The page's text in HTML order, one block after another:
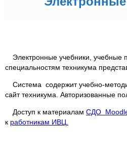
Электронные учебники, учебные
специальностям техникума
Система содержит учебно-
сайт техникума. Авторизованные
Доступ к материалам СДО
к работникам ИВЦ.